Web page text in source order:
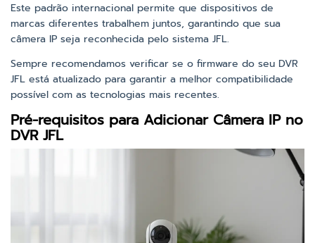
Este padrão internacional permite que dispositivos de
marcas diferentes trabalhem juntos, garantindo que sua
câmera IP seja reconhecida pelo sistema JFL.
Sempre recomendamos verificar se o firmware do seu DVR
JFL está atualizado para garantir a melhor compatibilidade
possível com as tecnologias mais recentes.
Pré-requisitos para Adicionar Câmera IP no
DVR JFL